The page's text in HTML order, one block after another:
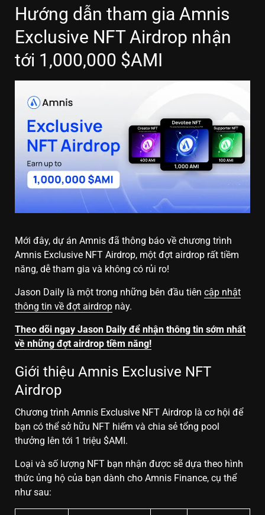
Hướng dẫn tham gia Amnis
Exclusive NFT Airdrop nhận
tới 1,000,000 $AMI
Mới đây, dự án Amnis đã thông báo về chương trình
Amnis Exclusive NFT Airdrop, một đợt airdrop rất tiềm
năng, dễ tham gia và không có rủi ro!
Jason Daily là một trong những bên đầu tiên cập nhật
thông tin về đợt airdrop này.
Theo dõi ngay Jason Daily để nhận thông tin sớm nhất
về những đợt airdrop tiềm năng!
Giới thiệu Amnis Exclusive NFT
Airdrop
Chương trình Amnis Exclusive NFT Airdrop là cơ hội để
bạn có thể sở hữu NFT hiếm và chia sẻ tổng pool
thưởng lên tới 1 triệu $AMI.
Loại và số lượng NFT bạn nhận được sẽ dựa theo hình
thức ủng hộ của bạn dành cho Amnis Finance, cụ thể
như sau: